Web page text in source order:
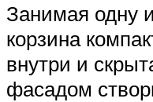
Занимая одну
корзина
внутри и
фасадом